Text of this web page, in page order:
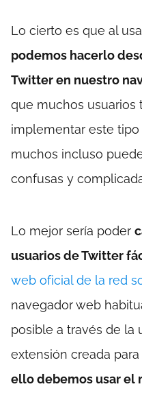
Lo cierto es que al
podemos hacerlo
Twitter en nuestro
que muchos usuarios
implementar este
muchos incluso
confusas y
Lo mejor sería poder
usuarios de Twitter
web oficial de la red
navegador web
posible a través de la
extensión creada para
ello debemos usar el